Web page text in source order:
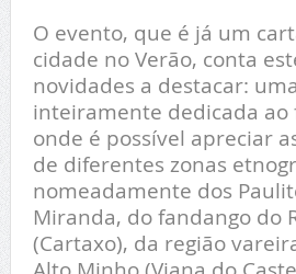
O evento, que é já um
cidade no Verão, conta
novidades a destacar:
inteiramente dedicada ao
onde é possível apreciar
de diferentes zonas
nomeadamente dos
Miranda, do fandango do
(Cartaxo), da região